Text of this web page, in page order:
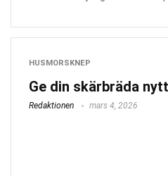
HUSMORSKNEP
Ge din skärbräda
Redaktionen mars 4, 2026